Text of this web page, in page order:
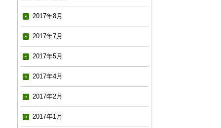
2017年8月
2017年7月
2017年5月
2017年4月
2017年2月
2017年1月